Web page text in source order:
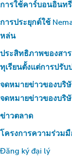
การใช้คาร์บอนอินท
การประยุกต์ใช้
หล่น
ประสิทธิภาพของสา
ทุเรียนตั้งแต่การปรั
จดหมายข่าวของบริ
จดหมายข่าวของบริ
ข่าวตลาด
โครงการความร่วม
Đăng ký đại lý